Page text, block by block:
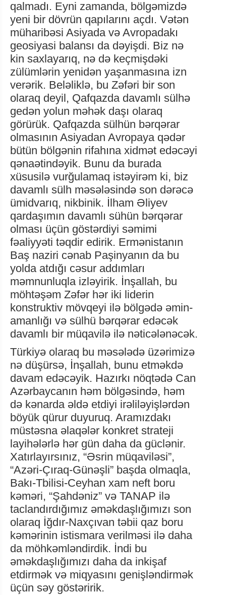
qalmadı. Eyni zamanda, bölgəmizdə
yeni bir dövrün qapılarını açdı. Vətən
müharibəsi Asiyada və Avropadakı
geosiyasi balansı da dəyişdi. Biz nə
kin saxlayarıq, nə də keçmişdəki
zülümlərin yenidən yaşanmasına izn
verərik. Beləliklə, bu Zəfəri bir son
olaraq deyil, Qafqazda davamlı sülhə
gedən yolun məhək daşı olaraq
görürük. Qafqazda sülhün bərqərar
olmasının Asiyadan Avropaya qədər
bütün bölgənin rifahına xidmət edəcəyi
qənaətindəyik. Bunu da burada
xüsusilə vurğulamaq istəyirəm ki, biz
davamlı sülh məsələsində son dərəcə
ümidvarıq, nikbinik. İlham Əliyev
qardaşımın davamlı sühün bərqərar
olması üçün göstərdiyi səmimi
fəaliyyəti təqdir edirik. Ermənistanın
Baş naziri cənab Paşinyanın da bu
yolda atdığı cəsur addımları
məmnunluqla izləyirik. İnşallah, bu
möhtəşəm Zəfər hər iki liderin
konstruktiv mövqeyi ilə bölgədə əmin-
amanlığı və sülhü bərqərar edəcək
davamlı bir müqavilə ilə nəticələnəcək.
Türkiyə olaraq bu məsələdə üzərimizə
nə düşürsə, İnşallah, bunu etməkdə
davam edəcəyik. Hazırkı nöqtədə Can
Azərbaycanın həm bölgəsində, həm
də kənarda əldə etdiyi irəliləyişlərdən
böyük qürur duyuruq. Aramızdakı
müstəsna əlaqələr konkret strateji
layihələrlə hər gün daha da güclənir.
Xatırlayırsınız, “Əsrin müqaviləsi”,
“Azəri-Çıraq-Günəşli” başda olmaqla,
Bakı-Tbilisi-Ceyhan xam neft boru
kəməri, “Şahdəniz” və TANAP ilə
taclandırdığımız əməkdaşlığımızı son
olaraq İğdır-Naxçıvan təbii qaz boru
kəmərinin istismara verilməsi ilə daha
da möhkəmləndirdik. İndi bu
əməkdaşlığımızı daha da inkişaf
etdirmək və miqyasını genişləndirmək
üçün səy göstəririk.